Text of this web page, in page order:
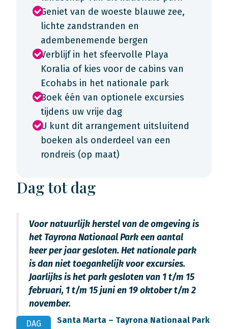
Geniet van de woeste blauwe zee,
lichte zandstranden en
adembenemende bergen
Verblijf in het sfeervolle Playa
Koralia of kies voor de cabins van
Ecohabs in het nationale park
Boek één van optionele excursies
tijdens uw vrije dag
U kunt dit arrangement uitsluitend
boeken als onderdeel van een
rondreis (op maat)
Dag tot dag
Voor natuurlijk herstel van de omgeving is
het Tayrona Nationaal Park een aantal
keer per jaar gesloten. Het nationale park
is dan niet toegankelijk voor excursies.
Jaarlijks is het park gesloten van 1 t/m 15
februari, 1 t/m 15 juni en 19 oktober t/m 2
november.
DAG
Santa Marta – Tayrona Nationaal Park